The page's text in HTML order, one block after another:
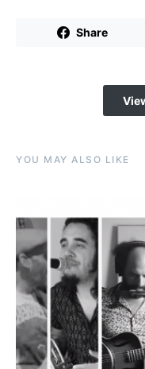
Share
YOU MAY ALSO LIKE